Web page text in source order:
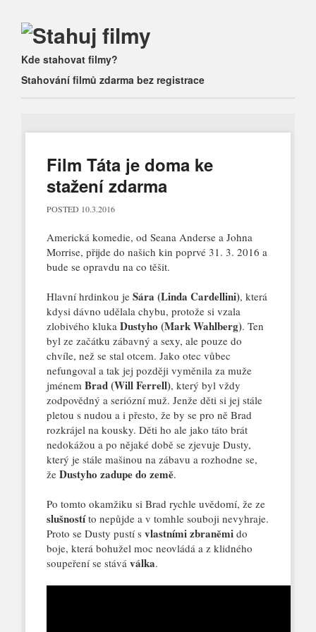
Main menu
Skip to content
Kde stahovat filmy?
Stahování filmů zdarma bez registrace
Film Táta je doma ke
stažení zdarma
POSTED 10.3.2016
Americká komedie, od Seana Anderse a Johna
Morrise, přijde do našich kin poprvé 31. 3. 2016 a
bude se opravdu na co těšit.
Hlavní hrdinkou jeSára (Linda Cardellini), která
kdysi dávno udělala chybu, protože si vzala
zlobivého kluka Dustyho (Mark Wahlberg). Ten
byl ze začátku zábavný a sexy, ale pouze do
chvíle, než se stal otcem. Jako otec vůbec
nefungoval a tak jej později vyměnila za muže
jménem Brad (Will Ferrell), který byl vždy
zodpovědný a seriózní muž. Jenže děti si jej stále
pletou s nudou a i přesto, že by se pro ně Brad
rozkrájel na kousky. Děti ho ale jako táto brát
nedokážou a po nějaké době se zjevuje Dusty,
který je stále mašinou na zábavu a rozhodne se,
že Dustyho zadupe do země.
Po tomto okamžiku si Brad rychle uvědomí, že ze
slušnostíto nepůjde a v tomhle souboji nevyhraje.
Proto se Dusty pustí s vlastními zbraněmido
boje, která bohužel moc neovládá a z klidného
soupeření se stává válka.